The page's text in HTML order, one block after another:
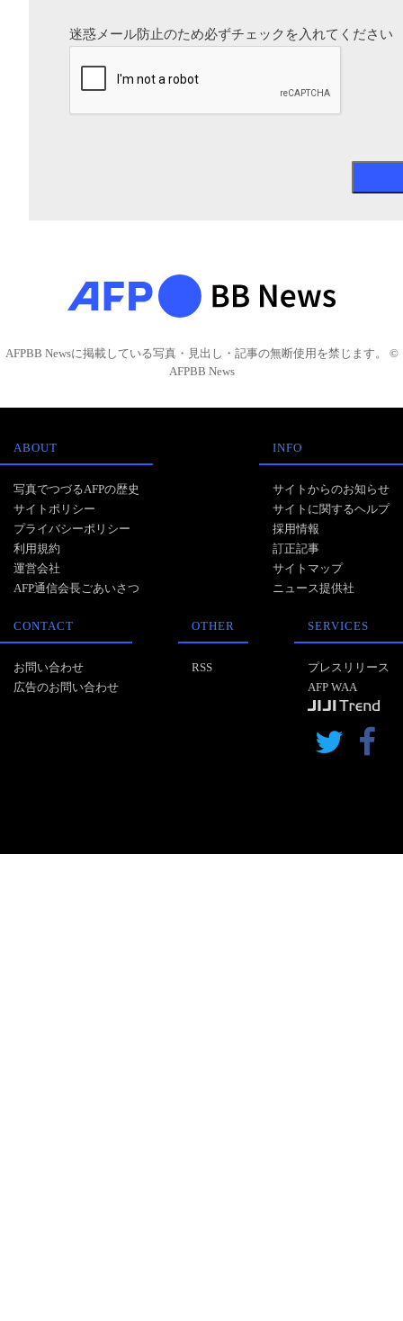
迷惑メール防止のため必ずチェックを入れてください
AFPBB Newsに掲載している写真・見出し・記事の無断使用を禁じます。 ©
AFPBB News
ABOUT
写真でつづるAFPの歴史
サイトポリシー
プライバシーポリシー
利用規約
運営会社
AFP通信会長ごあいさつ
INFO
サイトからのお知らせ
サイトに関するヘルプ
採用情報
訂正記事
サイトマップ
ニュース提供社
CONTACT
お問い合わせ
広告のお問い合わせ
OTHER
RSS
SERVICES
プレスリリース
AFP WAA